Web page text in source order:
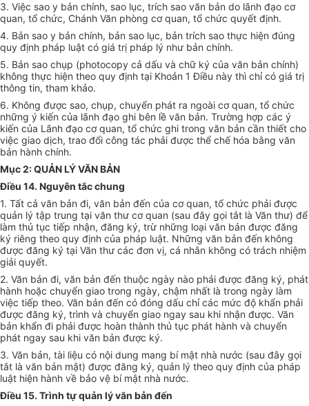
3. Việc sao y bản chính, sao lục, trích sao văn bản do lãnh đạo cơ
quan, tổ chức, Chánh Văn phòng cơ quan, tổ chức quyết định.
4. Bản sao y bản chính, bản sao lục, bản trích sao thực hiện đúng
quy định pháp luật có giá trị pháp lý như bản chính.
5. Bản sao chụp (photocopy cả dấu và chữ ký của văn bản chính)
không thực hiện theo quy định tại Khoản 1 Điều này thì chỉ có giá trị
thông tin, tham khảo.
6. Không được sao, chụp, chuyển phát ra ngoài cơ quan, tổ chức
những ý kiến của lãnh đạo ghi bên lề văn bản. Trường hợp các ý
kiến của Lãnh đạo cơ quan, tổ chức ghi trong văn bản cần thiết cho
việc giao dịch, trao đổi công tác phải được thể chế hóa bằng văn
bản hành chính.
Mục 2: QUẢN LÝ VĂN BẢN
Điều 14. Nguyên tắc chung
1. Tất cả văn bản đi, văn bản đến của cơ quan, tổ chức phải được
quản lý tập trung tại văn thư cơ quan (sau đây gọi tắt là Văn thư) để
làm thủ tục tiếp nhận, đăng ký, trừ những loại văn bản được đăng
ký riêng theo quy định của pháp luật. Những văn bản đến không
được đăng ký tại Văn thư các đơn vị, cá nhân không có trách nhiệm
giải quyết.
2. Văn bản đi, văn bản đến thuộc ngày nào phải được đăng ký, phát
hành hoặc chuyển giao trong ngày, chậm nhất là trong ngày làm
việc tiếp theo. Văn bản đến có đóng dấu chỉ các mức độ khẩn phải
được đăng ký, trình và chuyển giao ngay sau khi nhận được. Văn
bản khẩn đi phải được hoàn thành thủ tục phát hành và chuyển
phát ngay sau khi văn bản được ký.
3. Văn bản, tài liệu có nội dung mang bí mật nhà nước (sau đây gọi
tắt là văn bản mật) được đăng ký, quản lý theo quy định của pháp
luật hiện hành về bảo vệ bí mật nhà nước.
Điều 15. Trình tự quản lý văn bản đến